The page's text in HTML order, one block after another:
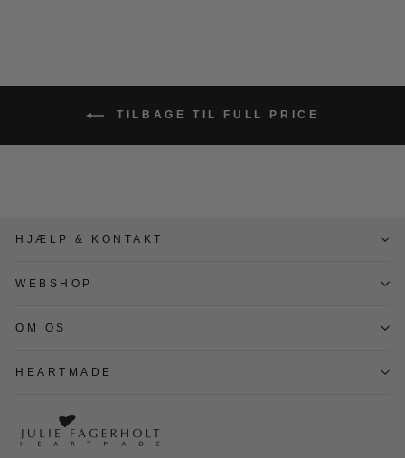
TILBAGE TIL FULL PRICE
HJÆLP & KONTAKT
WEBSHOP
OM OS
HEARTMADE